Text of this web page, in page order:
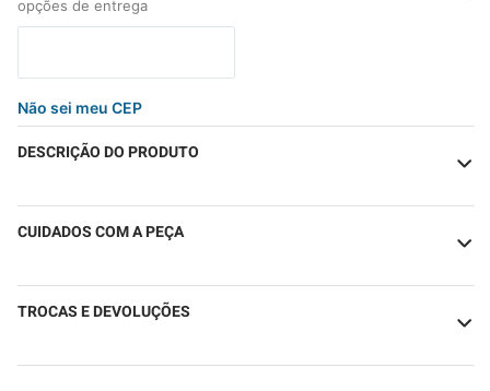
Não sei meu CEP
DESCRIÇÃO DO PRODUTO
CUIDADOS COM A PEÇA
TROCAS E DEVOLUÇÕES